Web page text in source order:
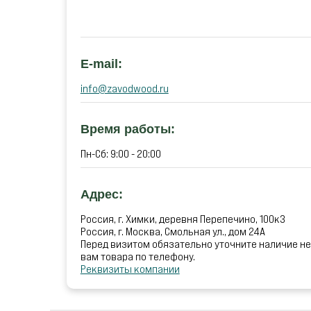
E-mail:
info@zavodwood.ru
Время работы:
Пн-Сб: 9:00 - 20:00
Адрес:
Россия, г. Химки, деревня Перепечино, 100к3
Россия, г. Москва, Смольная ул., дом 24А
Перед визитом обязательно уточните наличие
вам товара по телефону.
Реквизиты компании